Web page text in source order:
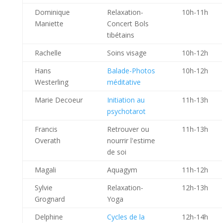
Dominique
Maniette
Relaxation-
Concert Bols
tibétains
10h-11h
Rachelle Soins visage
10h-12h
Hans
Westerling
Balade-Photos
méditative
10h-12h
Marie Decoeur
Initiation au
psychotarot
11h-13h
Francis
Overath
Retrouver ou
nourrir l'estime
de soi
11h-13h
Magali Aquagym
11h-12h
Sylvie
Grognard
Relaxation-
Yoga
12h-13h
Delphine
Cycles de la
12h-14h